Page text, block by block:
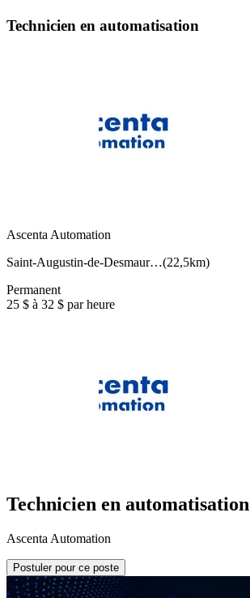
Technicien en automatisation
Ascenta Automation
Saint-Augustin-de-Desmaur…(22,5km)
Permanent
25 $ à 32 $ par heure
Technicien en automatisation
Ascenta Automation
Postuler pour ce poste